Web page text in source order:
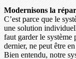
Modernisons la
C’est parce que le
une solution
faut garder le système
dernier, ne peut être
Bien entendu, notre